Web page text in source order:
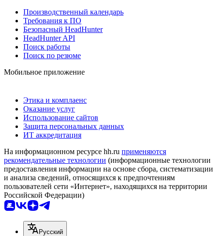
Производственный календарь
Требования к ПО
Безопасный HeadHunter
HeadHunter API
Поиск работы
Поиск по резюме
Мобильное приложение
Этика и комплаенс
Оказание услуг
Использование сайтов
Защита персональных данных
ИТ аккредитация
На информационном ресурсе hh.ru применяются
рекомендательные технологии (информационные технологии
предоставления информации на основе сбора, систематизации
и анализа сведений, относящихся к предпочтениям
пользователей сети «Интернет», находящихся на территории
Российской Федерации)
Русский